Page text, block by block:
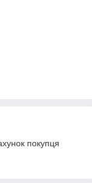
покупця